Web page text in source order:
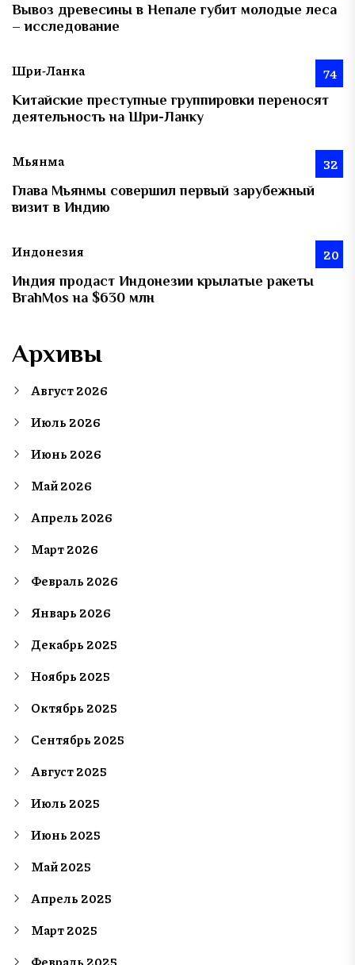
Вывоз древесины в Непале губит молодые леса
– исследование
Шри-Ланка 74
Китайские преступные группировки переносят
деятельность на Шри-Ланку
Мьянма 32
Глава Мьянмы совершил первый зарубежный
визит в Индию
Индонезия 20
Индия продаст Индонезии крылатые ракеты
BrahMos на $630 млн
Архивы
Август 2026
Июль 2026
Июнь 2026
Май 2026
Апрель 2026
Март 2026
Февраль 2026
Январь 2026
Декабрь 2025
Ноябрь 2025
Октябрь 2025
Сентябрь 2025
Август 2025
Июль 2025
Июнь 2025
Май 2025
Апрель 2025
Март 2025